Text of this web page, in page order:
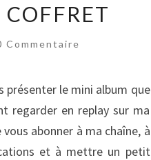
Commentaire
présenter le mini album que
regarder en replay sur ma
abonner à ma chaîne, à
et à mettre un petit